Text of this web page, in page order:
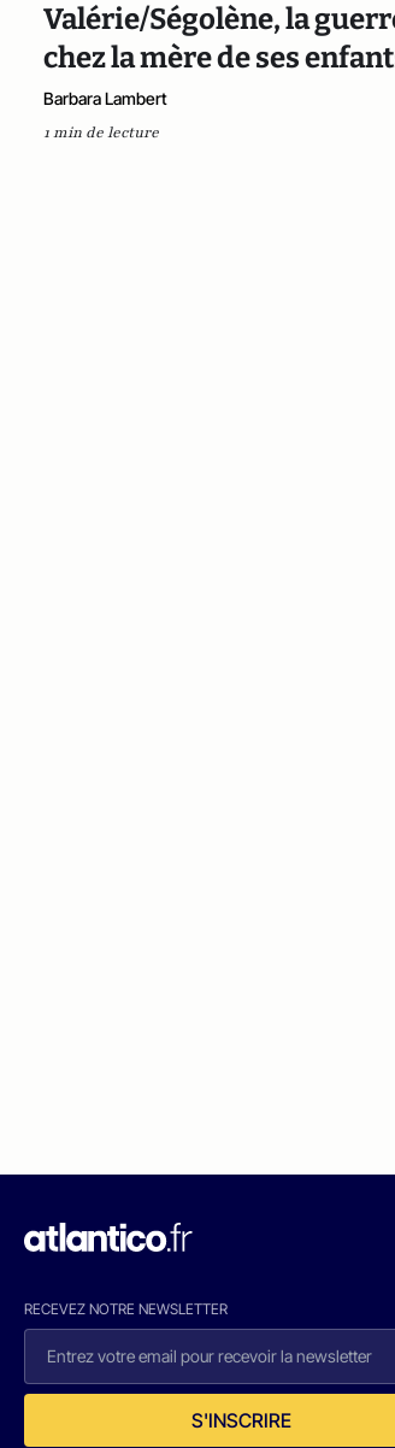
Valérie/Ségolène, la
chez la mère de ses
Barbara Lambert
1 min de lecture
RECEVEZ NOTRE NEWSLETTER
S'INSCRIRE